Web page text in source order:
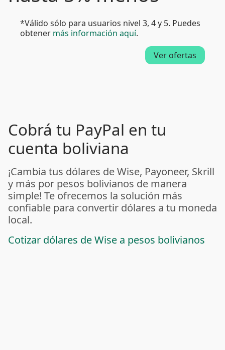
*Válido sólo para usuarios nivel 3, 4 y 5. Puedes
obtener más información aquí.
Ver ofertas
Cobrá tu PayPal en tu
cuenta boliviana
¡Cambia tus dólares de Wise, Payoneer, Skrill
y más por pesos bolivianos de manera
simple! Te ofrecemos la solución más
confiable para convertir dólares a tu moneda
local.
Cotizar dólares de Wise a pesos bolivianos